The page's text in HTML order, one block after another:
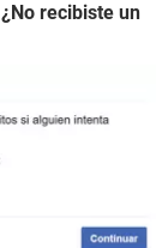
¿No recibiste un